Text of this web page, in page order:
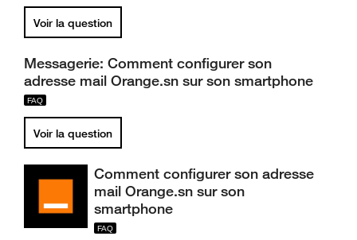
Voir la question
Messagerie: Comment configurer son
adresse mail Orange.sn sur son smartphone
Voir la question
Comment configurer son adresse
mail Orange.sn sur son
smartphone